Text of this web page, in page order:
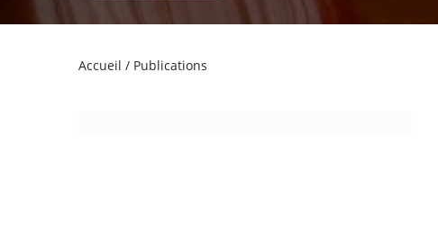
Accueil / Publications